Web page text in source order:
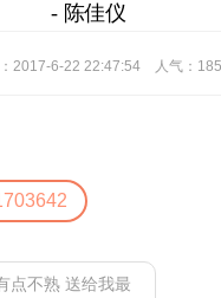
- 陈佳仪️
2017-6-22 22:47:54 人气： 185
点不熟 送给我最